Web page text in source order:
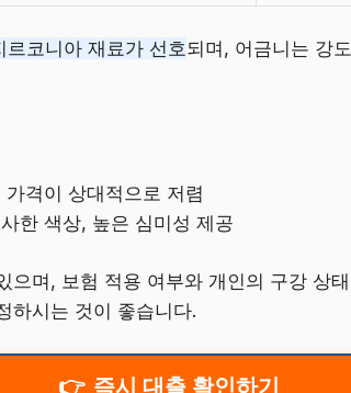
코니아 재료가 선호되며, 어금니는 강
격이 상대적으로 저렴
한 색상, 높은 심미성 제공
으며, 보험 적용 여부와 개인의 구강 상
하시는 것이 좋습니다.
즉시 대출 확인하기